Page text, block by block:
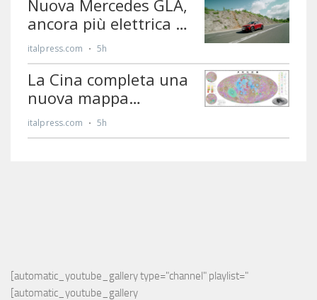
[automatic_youtube_gallery type="channel" playlist="
[automatic_youtube_gallery